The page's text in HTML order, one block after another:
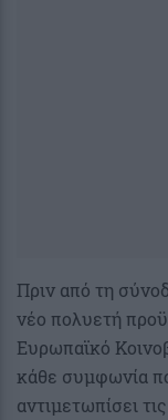
Πριν από τη
νέο πολυετή
Ευρωπαϊκό
κάθε συμφωνία
αντιμετωπίσει